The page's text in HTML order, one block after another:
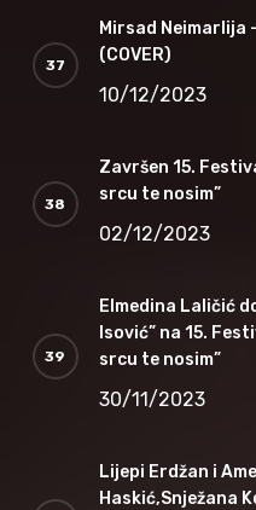
Mirsad Neimarlija
(COVER)
10/12/2023
Završen 15.
srcu te nosim”
02/12/2023
Elmedina Laličić
Isović” na 15.
srcu te nosim”
30/11/2023
Lijepi Erdžan i
Haskić,Snježana